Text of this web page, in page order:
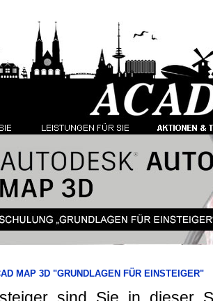
MAP 3D "GRUNDLAGEN FÜR EINSTEIGER"